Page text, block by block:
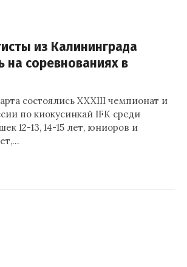
из Калининграда
на соревнованиях в
состоялись XXXIII чемпионат и
по киокусинкай IFK среди
12-13, 14-15 лет, юниоров и